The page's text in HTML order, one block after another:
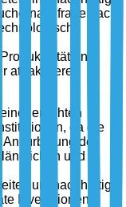
nach
und
attraktiveren
erhöhten
da die
des
und
um nachhaltige
Investitionen